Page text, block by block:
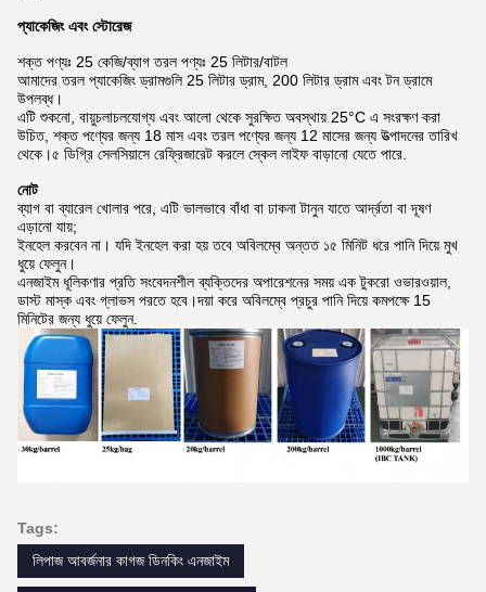
প্যাকেজিং এবং স্টোরেজ
শক্ত পণ্যঃ 25 কেজি/ব্যাগ তরল পণ্যঃ 25 লিটার/বাটল
আমাদের তরল প্যাকেজিং ড্রামগুলি 25 লিটার ড্রাম, 200 লিটার ড্রাম এবং টন ড্রামে
উপলব্ধ।
এটি শুকনো, বায়ুচলাচলযোগ্য এবং আলো থেকে সুরক্ষিত অবস্থায় 25°C এ সংরক্ষণ করা
উচিত, শক্ত পণ্যের জন্য 18 মাস এবং তরল পণ্যের জন্য 12 মাসের জন্য উত্পাদনের তারিখ
থেকে।৫ ডিগ্রি সেলসিয়াসে রেফ্রিজারেট করলে স্কেল লাইফ বাড়ানো যেতে পারে.
নোট
ব্যাগ বা ব্যারেল খোলার পরে, এটি ভালভাবে বাঁধা বা ঢাকনা টানুন যাতে আর্দ্রতা বা দূষণ
এড়ানো যায়;
ইনহেল করবেন না। যদি ইনহেল করা হয় তবে অবিলম্বে অন্তত ১৫ মিনিট ধরে পানি দিয়ে মুখ
ধুয়ে ফেলুন।
এনজাইম ধূলিকণার প্রতি সংবেদনশীল ব্যক্তিদের অপারেশনের সময় এক টুকরো ওভারওয়াল,
ডাস্ট মাস্ক এবং গ্লাভস পরতে হবে।দয়া করে অবিলম্বে প্রচুর পানি দিয়ে কমপক্ষে 15
মিনিটের জন্য ধুয়ে ফেলুন.
Tags:
লিপাজ আবর্জনার কাগজ ডিনকিং এনজাইম